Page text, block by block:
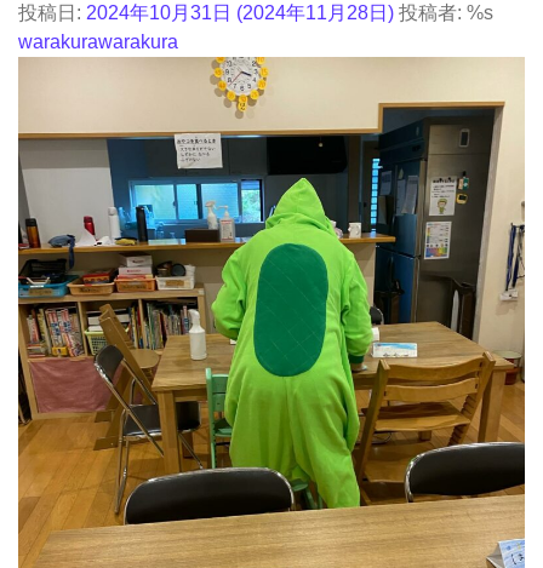
投稿日: 2024年10月31日 (2024年11月28日) 投稿者: %s
warakurawarakura